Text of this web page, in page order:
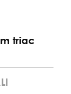
m triac
LI